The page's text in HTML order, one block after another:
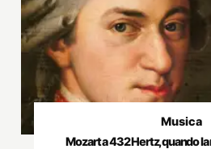
Musica
Mozart a 432 Hertz, quando